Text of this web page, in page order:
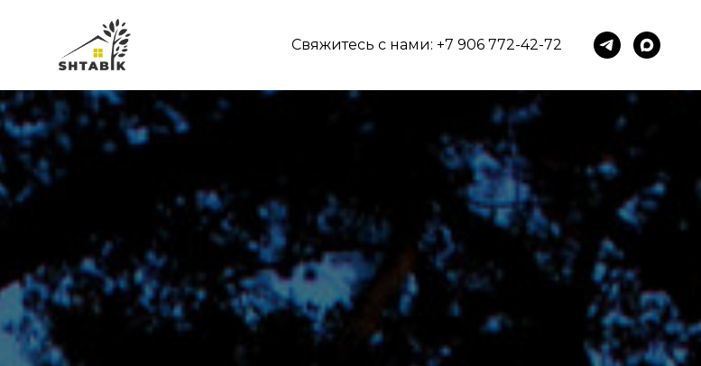
Свяжитесь с нами: +7 906 772-42-72